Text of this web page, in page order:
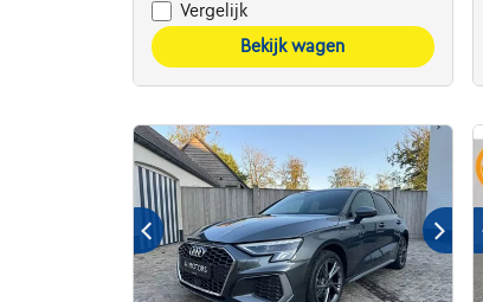
Vergelijk
Bekijk wagen